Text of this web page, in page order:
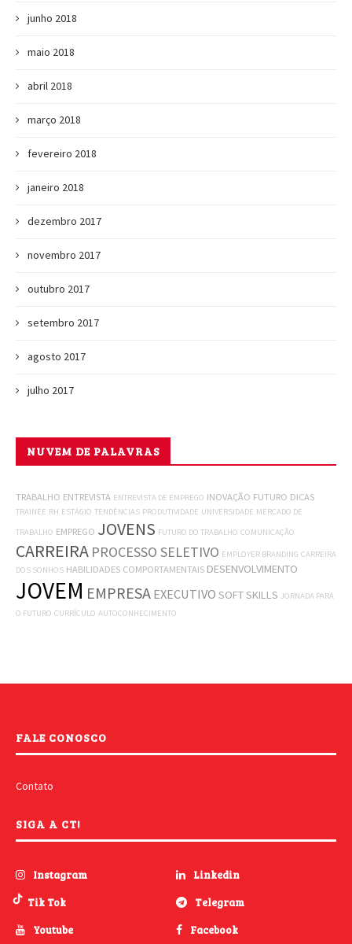
junho 2018
maio 2018
abril 2018
março 2018
fevereiro 2018
janeiro 2018
dezembro 2017
novembro 2017
outubro 2017
setembro 2017
agosto 2017
julho 2017
NUVEM DE PALAVRAS
TRABALHO ENTREVISTA ENTREVISTA DE EMPREGO INOVAÇÃO FUTURO DICAS
TRAINEE RH ESTÁGIO TENDÊNCIAS PRODUTIVIDADE UNIVERSIDADE MERCADO DE
TRABALHO EMPREGO JOVENS FUTURO DO TRABALHO COMUNICAÇÃO
CARREIRA PROCESSO SELETIVO EMPLOYER BRANDING CARREIRA
DOS SONHOS HABILIDADES COMPORTAMENTAIS DESENVOLVIMENTO
JOVEM EMPRESA EXECUTIVO SOFT SKILLS JORNADA PARA
O FUTURO CURRÍCULO AUTOCONHECIMENTO
FALE CONOSCO
Contato
SIGA A CT!
Instagram
Linkedin
Tik Tok
Telegram
Youtube
Facebook